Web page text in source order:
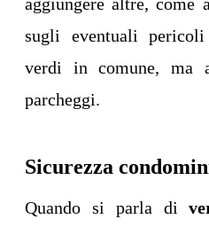
aggiungere altre, come
sugli eventuali
verdi in comune, ma
parcheggi.
Sicurezza
Quando si parla di